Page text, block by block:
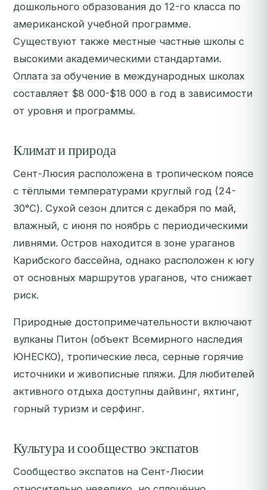
дошкольного образования до 12-го класса по
американской учебной программе.
Существуют также местные частные школы с
высокими академическими стандартами.
Оплата за обучение в международных школах
составляет $8 000-$18 000 в год в зависимости
от уровня и программы.
Климат и природа
Сент-Люсия расположена в тропическом поясе
с тёплыми температурами круглый год (24-
30°C). Сухой сезон длится с декабря по май,
влажный, с июня по ноябрь с периодическими
ливнями. Остров находится в зоне ураганов
Карибского бассейна, однако расположен к югу
от основных маршрутов ураганов, что снижает
риск.
Природные достопримечательности включают
вулканы Питон (объект Всемирного наследия
ЮНЕСКО), тропические леса, серные горячие
источники и живописные пляжи. Для любителей
активного отдыха доступны дайвинг, яхтинг,
горный туризм и серфинг.
Культура и сообщество экспатов
Сообщество экспатов на Сент-Люсии